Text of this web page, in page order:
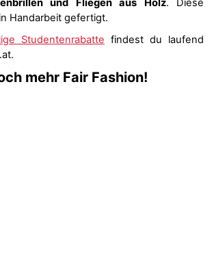
und Fliegen aus Holz. Diese
Handarbeit gefertigt.
Studentenrabatte findest du laufend
mehr Fair Fashion!